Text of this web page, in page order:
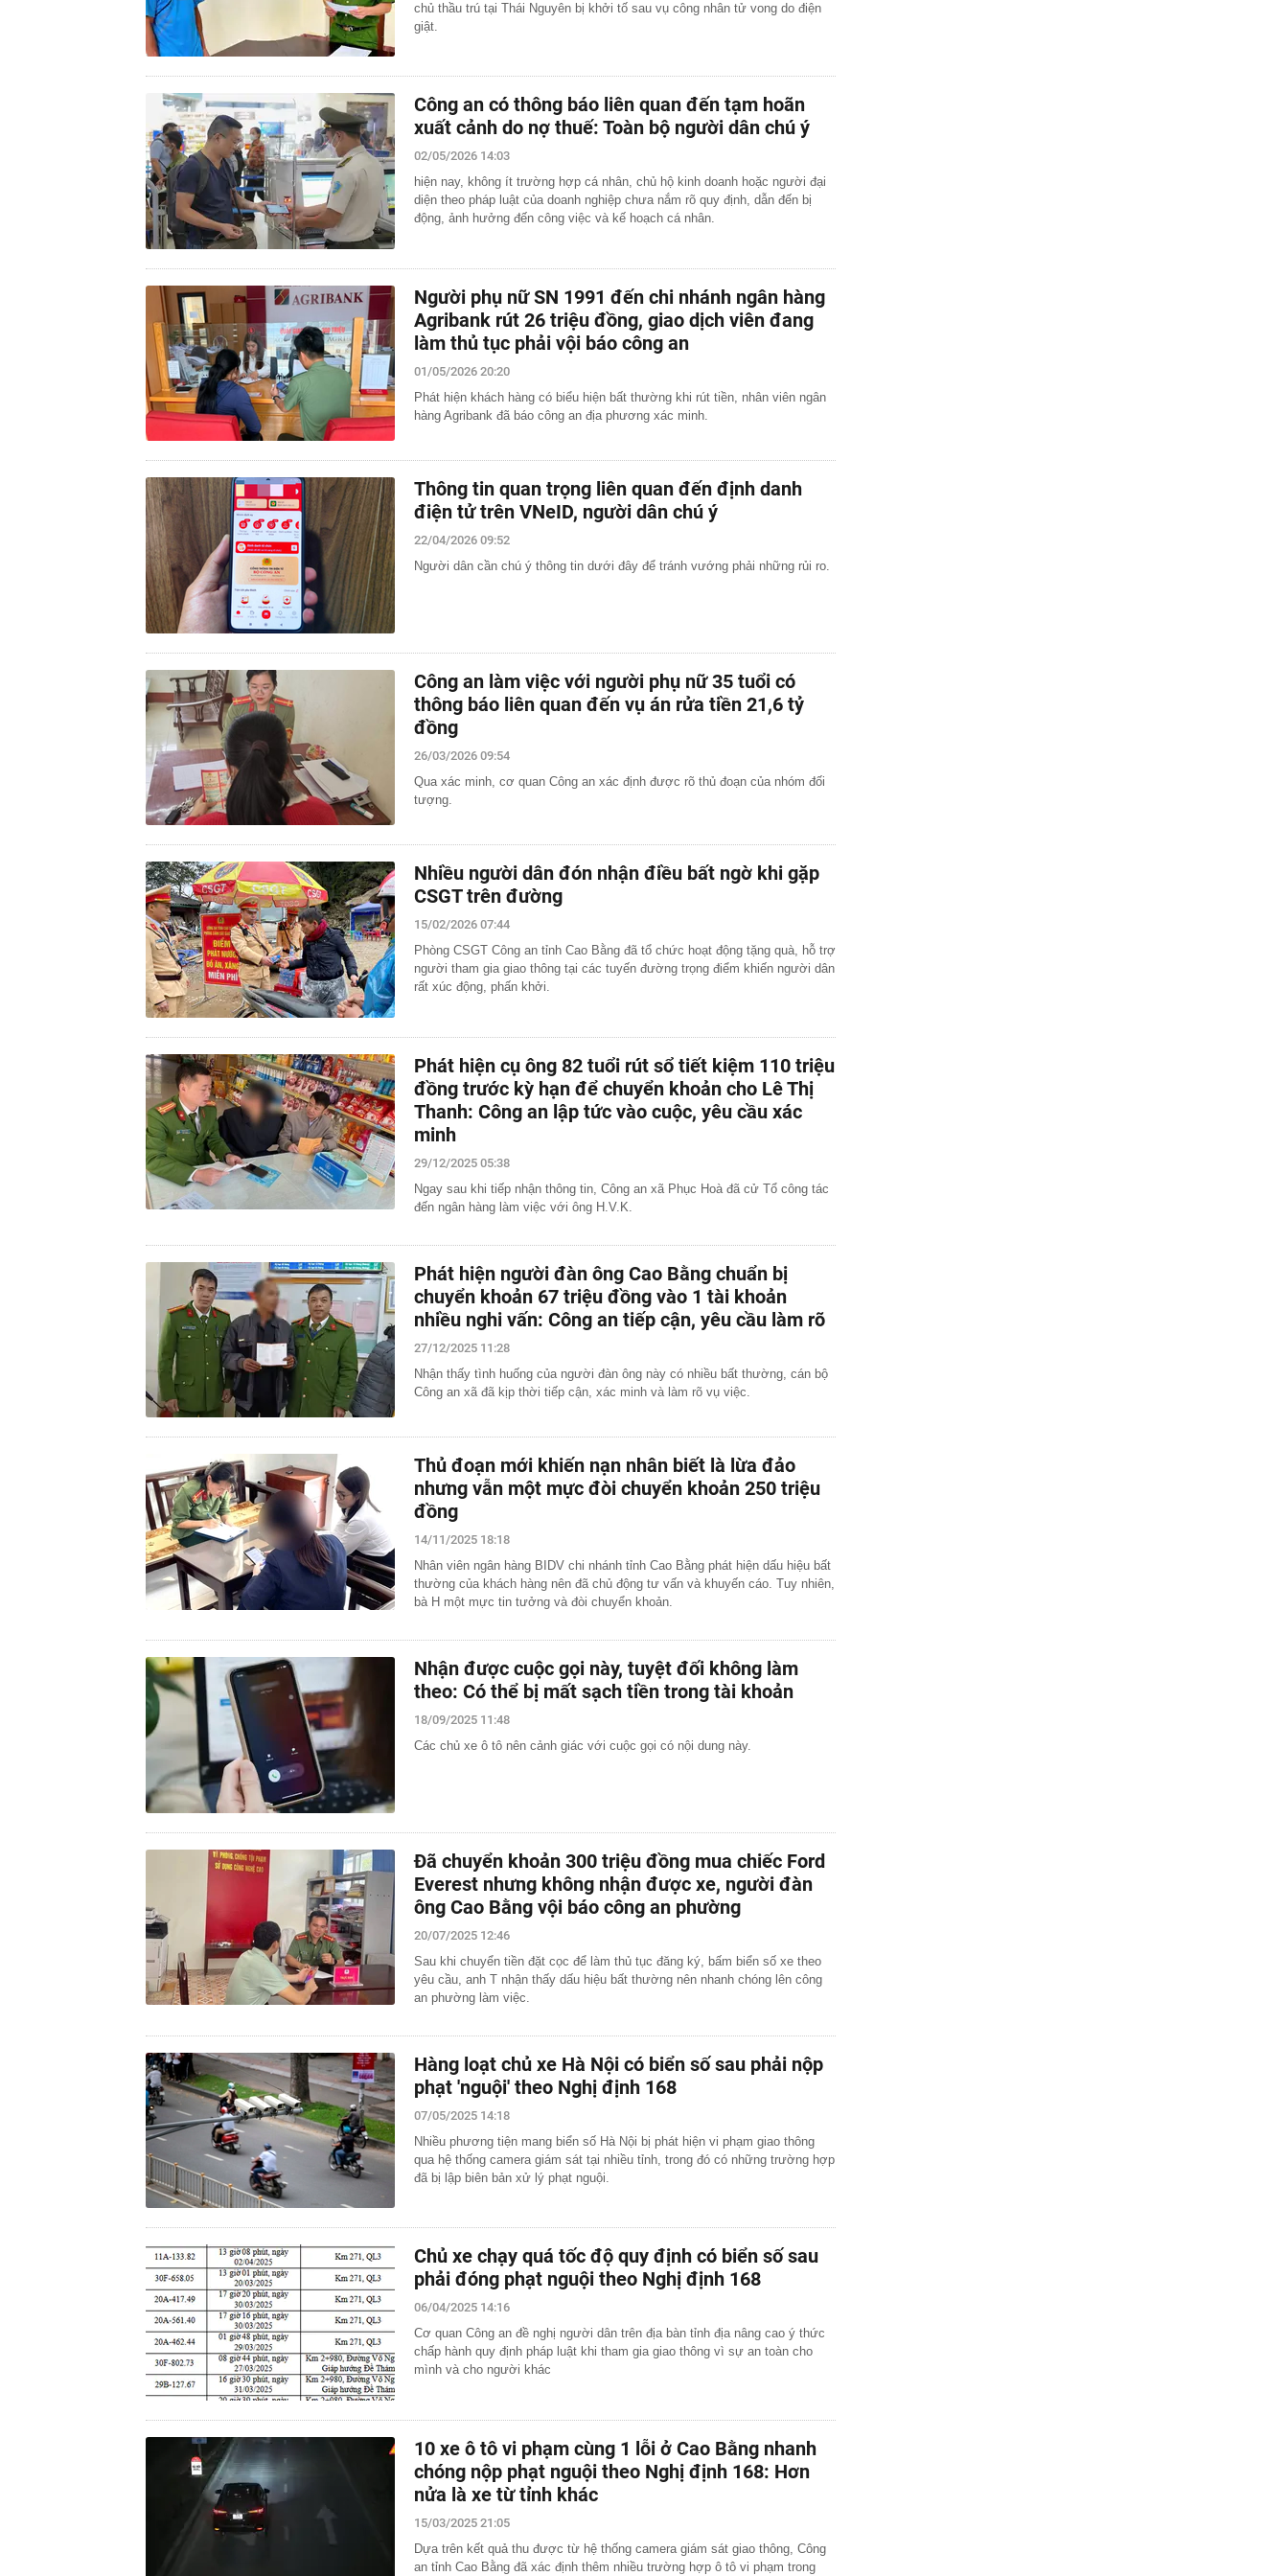
chủ thầu trú tại Thái Nguyên bị khởi tố sau vụ công nhân tử vong do điện
giật.
Công an có thông báo liên quan đến tạm hoãn
xuất cảnh do nợ thuế: Toàn bộ người dân chú ý
02/05/2026 14:03
hiện nay, không ít trường hợp cá nhân, chủ hộ kinh doanh hoặc người đại
diện theo pháp luật của doanh nghiệp chưa nắm rõ quy định, dẫn đến bị
động, ảnh hưởng đến công việc và kế hoạch cá nhân.
Người phụ nữ SN 1991 đến chi nhánh ngân hàng
Agribank rút 26 triệu đồng, giao dịch viên đang
làm thủ tục phải vội báo công an
01/05/2026 20:20
Phát hiện khách hàng có biểu hiện bất thường khi rút tiền, nhân viên ngân
hàng Agribank đã báo công an địa phương xác minh.
Thông tin quan trọng liên quan đến định danh
điện tử trên VNeID, người dân chú ý
22/04/2026 09:52
Người dân cần chú ý thông tin dưới đây để tránh vướng phải những rủi ro.
Công an làm việc với người phụ nữ 35 tuổi có
thông báo liên quan đến vụ án rửa tiền 21,6 tỷ
đồng
26/03/2026 09:54
Qua xác minh, cơ quan Công an xác định được rõ thủ đoạn của nhóm đối
tượng.
Nhiều người dân đón nhận điều bất ngờ khi gặp
CSGT trên đường
15/02/2026 07:44
Phòng CSGT Công an tỉnh Cao Bằng đã tổ chức hoạt động tặng quà, hỗ trợ
người tham gia giao thông tại các tuyến đường trọng điểm khiến người dân
rất xúc động, phấn khởi.
Phát hiện cụ ông 82 tuổi rút sổ tiết kiệm 110 triệu
đồng trước kỳ hạn để chuyển khoản cho Lê Thị
Thanh: Công an lập tức vào cuộc, yêu cầu xác
minh
29/12/2025 05:38
Ngay sau khi tiếp nhận thông tin, Công an xã Phục Hoà đã cử Tổ công tác
đến ngân hàng làm việc với ông H.V.K.
Phát hiện người đàn ông Cao Bằng chuẩn bị
chuyển khoản 67 triệu đồng vào 1 tài khoản
nhiều nghi vấn: Công an tiếp cận, yêu cầu làm rõ
27/12/2025 11:28
Nhận thấy tình huống của người đàn ông này có nhiều bất thường, cán bộ
Công an xã đã kịp thời tiếp cận, xác minh và làm rõ vụ việc.
Thủ đoạn mới khiến nạn nhân biết là lừa đảo
nhưng vẫn một mực đòi chuyển khoản 250 triệu
đồng
14/11/2025 18:18
Nhân viên ngân hàng BIDV chi nhánh tỉnh Cao Bằng phát hiện dấu hiệu bất
thường của khách hàng nên đã chủ động tư vấn và khuyến cáo. Tuy nhiên,
bà H một mực tin tưởng và đòi chuyển khoản.
Nhận được cuộc gọi này, tuyệt đối không làm
theo: Có thể bị mất sạch tiền trong tài khoản
18/09/2025 11:48
Các chủ xe ô tô nên cảnh giác với cuộc gọi có nội dung này.
Đã chuyển khoản 300 triệu đồng mua chiếc Ford
Everest nhưng không nhận được xe, người đàn
ông Cao Bằng vội báo công an phường
20/07/2025 12:46
Sau khi chuyển tiền đặt cọc để làm thủ tục đăng ký, bấm biển số xe theo
yêu cầu, anh T nhận thấy dấu hiệu bất thường nên nhanh chóng lên công
an phường làm việc.
Hàng loạt chủ xe Hà Nội có biển số sau phải nộp
phạt 'nguội' theo Nghị định 168
07/05/2025 14:18
Nhiều phương tiện mang biển số Hà Nội bị phát hiện vi phạm giao thông
qua hệ thống camera giám sát tại nhiều tỉnh, trong đó có những trường hợp
đã bị lập biên bản xử lý phạt nguội.
Chủ xe chạy quá tốc độ quy định có biển số sau
phải đóng phạt nguội theo Nghị định 168
06/04/2025 14:16
Cơ quan Công an đề nghị người dân trên địa bàn tỉnh địa nâng cao ý thức
chấp hành quy định pháp luật khi tham gia giao thông vì sự an toàn cho
mình và cho người khác
10 xe ô tô vi phạm cùng 1 lỗi ở Cao Bằng nhanh
chóng nộp phạt nguội theo Nghị định 168: Hơn
nửa là xe từ tỉnh khác
15/03/2025 21:05
Dựa trên kết quả thu được từ hệ thống camera giám sát giao thông, Công
an tỉnh Cao Bằng đã xác định thêm nhiều trường hợp ô tô vi phạm trong